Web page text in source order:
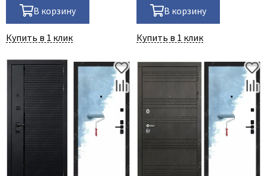
В корзину
Купить в 1 клик
В корзину
Купить в 1 клик